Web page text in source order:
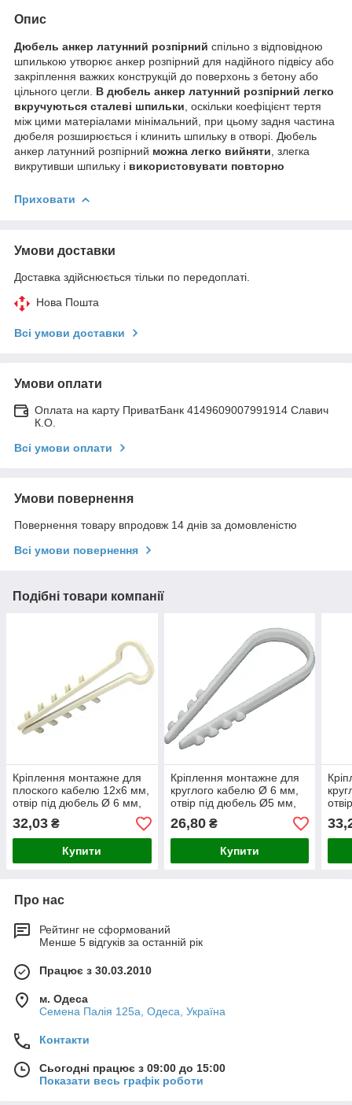
Опис
Дюбель анкер латунний розпірний спільно з відповідною
шпилькою утворює анкер розпірний для надійного підвісу або
закріплення важких конструкцій до поверхонь з бетону або
цільного цегли. В дюбель анкер латунний розпірний легко
вкручуються сталеві шпильки , оскільки коефіцієнт тертя
між цими матеріалами мінімальний, при цьому задня частина
дюбеля розширюється і клинить шпильку в отворі. Дюбель
анкер латунний розпірний можна легко вийняти , злегка
викрутивши шпильку і використовувати повторно
Приховати
Умови доставки
Доставка здійснюється тільки по передоплаті.
Нова Пошта
Всі умови доставки
Умови оплати
Оплата на карту ПриватБанк 4149609007991914 Славич
К.О.
Всі умови оплати
Умови повернення
Повернення товару впродовж 14 днів за домовленістю
Всі умови повернення
Подібні товари компанії
Кріплення монтажне для
плоского кабелю 12х6 мм,
отвір під дюбель Ø 6 мм,
100 шт.
32,03 ₴
Купити
Кріплення монтажне для
круглого кабелю Ø 6 мм,
отвір під дюбель Ø5 мм,
100 шт.
26,80₴
Купити
100
Про нас
Рейтинг не сформований
Менше 5 відгуків за останній рік
Працює з 30.03.2010
м. Одеса
Семена Палія 125а, Одеса, Україна
Контакти
Сьогодні працює з 09:00 до 15:00
Показати весь графік роботи